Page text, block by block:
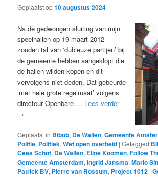
Geplaatst op10 augustus 2024
Na de gedwongen sluiting van mijn
speelhallen op 19 maart 2012
zouden tal van ‘dubieuze partijen’ bij
de gemeente hebben aangeklopt die
de hallen wilden kopen en dit
vervolgens niet deden. Dat gebeurde
‘met hele grote regelmaat’ volgens
directeur Openbare … Lees verder
→
Geplaatst in Bibob, De Wallen,Gemeente
Politie, Politiek,Wet open overheid |Getagged
Cees Schot, De Wallen, Eline Koomen,Follow
Gemeente Amsterdam,Ingrid Jansma,Mario
Patrick BV, Pierre van Rossum, Project 1012 |